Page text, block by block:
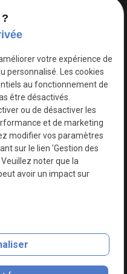
site
votre expérience de
personnalisé. Les cookies
au fonctionnement de
être désactivés.
ou de désactiver les
et de marketing
modifier vos paramètres
sur le lien 'Gestion des
noter que la
avoir un impact sur